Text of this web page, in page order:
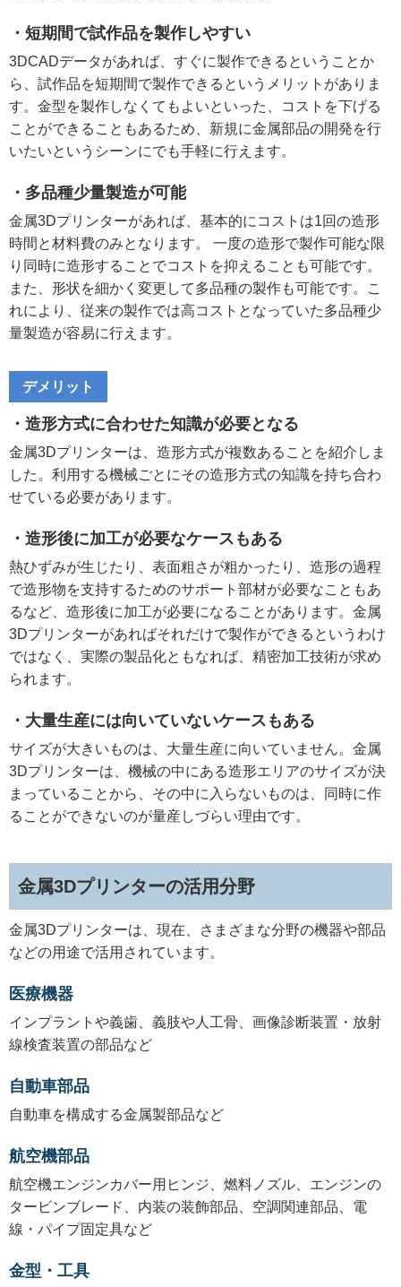
・短期間で試作品を製作しやすい
3DCADデータがあれば、すぐに製作できるということか
ら、試作品を短期間で製作できるというメリットがありま
す。金型を製作しなくてもよいといった、コストを下げる
ことができることもあるため、新規に金属部品の開発を行
いたいというシーンにでも手軽に行えます。
・多品種少量製造が可能
金属3Dプリンターがあれば、基本的にコストは1回の造形
時間と材料費のみとなります。 一度の造形で製作可能な限
り同時に造形することでコストを抑えることも可能です。
また、形状を細かく変更して多品種の製作も可能です。こ
れにより、従来の製作では高コストとなっていた多品種少
量製造が容易に行えます。
デメリット
・造形方式に合わせた知識が必要となる
金属3Dプリンターは、造形方式が複数あることを紹介しま
した。利用する機械ごとにその造形方式の知識を持ち合わ
せている必要があります。
・造形後に加工が必要なケースもある
熱ひずみが生じたり、表面粗さが粗かったり、造形の過程
で造形物を支持するためのサポート部材が必要なこともあ
るなど、造形後に加工が必要になることがあります。金属
3Dプリンターがあればそれだけで製作ができるというわけ
ではなく、実際の製品化ともなれば、精密加工技術が求め
られます。
・大量生産には向いていないケースもある
サイズが大きいものは、大量生産に向いていません。金属
3Dプリンターは、機械の中にある造形エリアのサイズが決
まっていることから、その中に入らないものは、同時に作
ることができないのが量産しづらい理由です。
金属3Dプリンターの活用分野
金属3Dプリンターは、現在、さまざまな分野の機器や部品
などの用途で活用されています。
医療機器
インプラントや義歯、義肢や人工骨、画像診断装置・放射
線検査装置の部品など
自動車部品
自動車を構成する金属製部品など
航空機部品
航空機エンジンカバー用ヒンジ、燃料ノズル、エンジンの
タービンブレード、内装の装飾部品、空調関連部品、電
線・パイプ固定具など
金型・工具